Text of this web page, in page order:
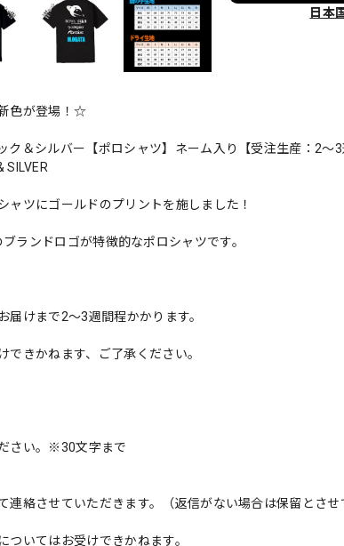
日本
色が登場！☆
＆シルバー【ポロシャツ】ネーム入り【受注生産：2〜3
SILVER
ツにゴールドのプリントを施しました！
ランドロゴが特徴的なポロシャツです。
けまで2〜3週間程かかります。
きかねます、ご了承ください。
さい。※30文字まで
連絡させていただきます。（返信がない場合は保留とさせ
いてはお受けできかねます。